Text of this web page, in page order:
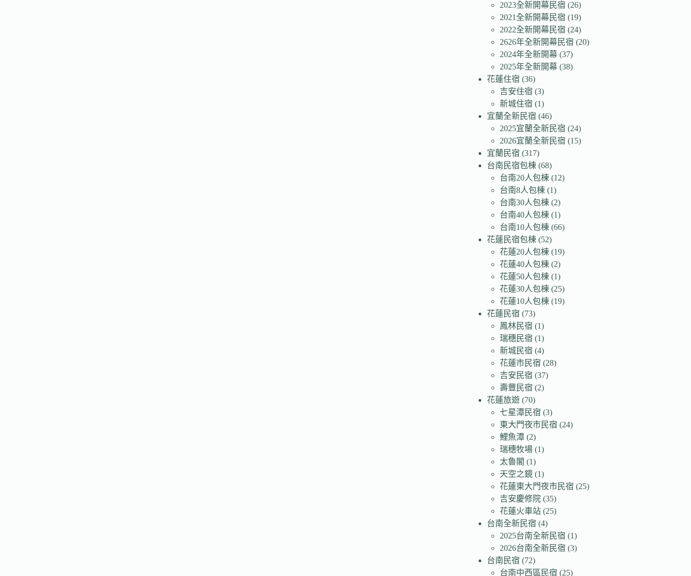
2023全新開幕民宿 (26)
2021全新開幕民宿 (19)
2022全新開幕民宿 (24)
2626年全新開幕民宿 (20)
2024年全新開幕 (37)
2025年全新開幕 (38)
花蓮住宿 (36)
吉安住宿 (3)
新城住宿 (1)
宜蘭全新民宿 (46)
2025宜蘭全新民宿 (24)
2026宜蘭全新民宿 (15)
宜蘭民宿 (317)
台南民宿包棟 (68)
台南20人包棟 (12)
台南8人包棟 (1)
台南30人包棟 (2)
台南40人包棟 (1)
台南10人包棟 (66)
花蓮民宿包棟 (52)
花蓮20人包棟 (19)
花蓮40人包棟 (2)
花蓮50人包棟 (1)
花蓮30人包棟 (25)
花蓮10人包棟 (19)
花蓮民宿 (73)
鳳林民宿 (1)
瑞穗民宿 (1)
新城民宿 (4)
花蓮市民宿 (28)
吉安民宿 (37)
壽豐民宿 (2)
花蓮旅遊 (70)
七星潭民宿 (3)
東大門夜市民宿 (24)
鯉魚潭 (2)
瑞穗牧場 (1)
太魯閣 (1)
天空之鏡 (1)
花蓮東大門夜市民宿 (25)
吉安慶修院 (35)
花蓮火車站 (25)
台南全新民宿 (4)
2025台南全新民宿 (1)
2026台南全新民宿 (3)
台南民宿 (72)
台南中西區民宿 (25)